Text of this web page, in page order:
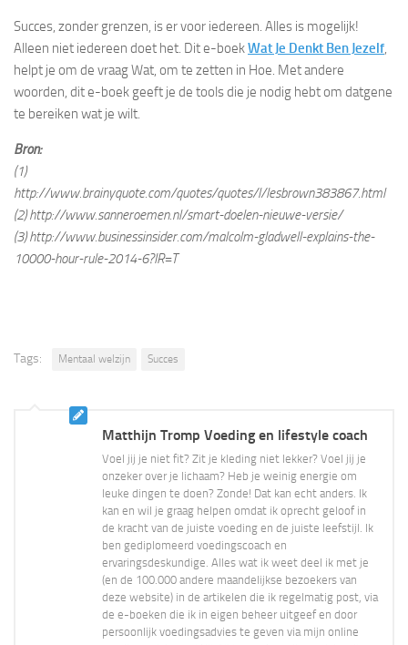
Succes, zonder grenzen, is er voor iedereen. Alles is mogelijk!
Alleen niet iedereen doet het. Dit e-boekWat Je Denkt Ben Jezelf
helpt je om de vraag Wat, om te zetten in Hoe. Met andere
woorden, dit e-boek geeft je de tools die je nodig hebt om datgene
te bereiken wat je wilt.
Bron:
(1)
http://www.brainyquote.com/quotes/quotes/l/lesbrown383867.html
(2) http://www.sanneroemen.nl/smart-doelen-nieuwe-versie/
(3) http://www.businessinsider.com/malcolm-gladwell-explains-the-
10000-hour-rule-2014-6?IR=T
Tags: Mentaal welzijn Succes
Matthijn Tromp Voeding en lifestyle coach
Voel jij je niet fit? Zit je kleding niet lekker? Voel jij je
onzeker over je lichaam? Heb je weinig energie om
leuke dingen te doen? Zonde! Dat kan echt anders. Ik
kan en wil je graag helpen omdat ik oprecht geloof in
de kracht van de juiste voeding en de juiste leefstijl. Ik
ben gediplomeerd voedingscoach en
ervaringsdeskundige. Alles wat ik weet deel ik met je
(en de 100.000 andere maandelijkse bezoekers van
deze website) in de artikelen die ik regelmatig post, via
de e-boeken die ik in eigen beheer uitgeef en door
persoonlijk voedingsadvies te geven via mijn online